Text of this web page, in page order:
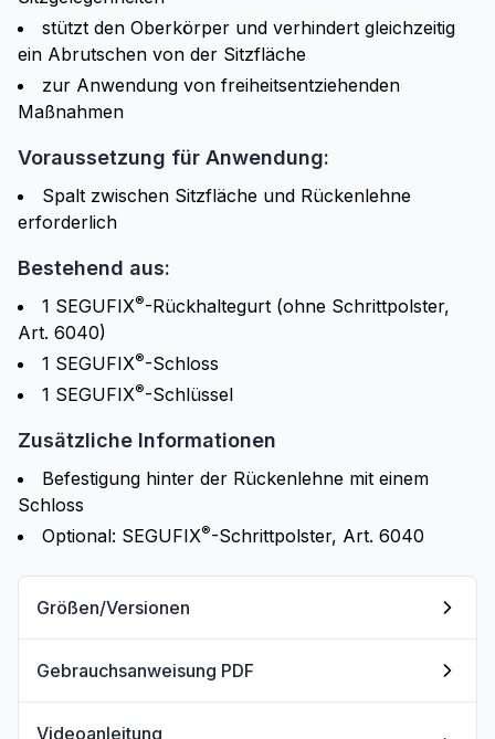
stützt den Oberkörper und verhindert gleichzeitig
ein Abrutschen von der Sitzfläche
zur Anwendung von freiheitsentziehenden
Maßnahmen
Voraussetzung für Anwendung:
Spalt zwischen Sitzfläche und Rückenlehne
erforderlich
Bestehend aus:
1 SEGUFIX®-Rückhaltegurt (ohne Schrittpolster,
Art. 6040)
1 SEGUFIX®-Schloss
1 SEGUFIX®-Schlüssel
Zusätzliche Informationen
Befestigung hinter der Rückenlehne mit einem
Schloss
Optional: SEGUFIX®-Schrittpolster, Art. 6040
Größen/Versionen
Gebrauchsanweisung PDF
Videoanleitung